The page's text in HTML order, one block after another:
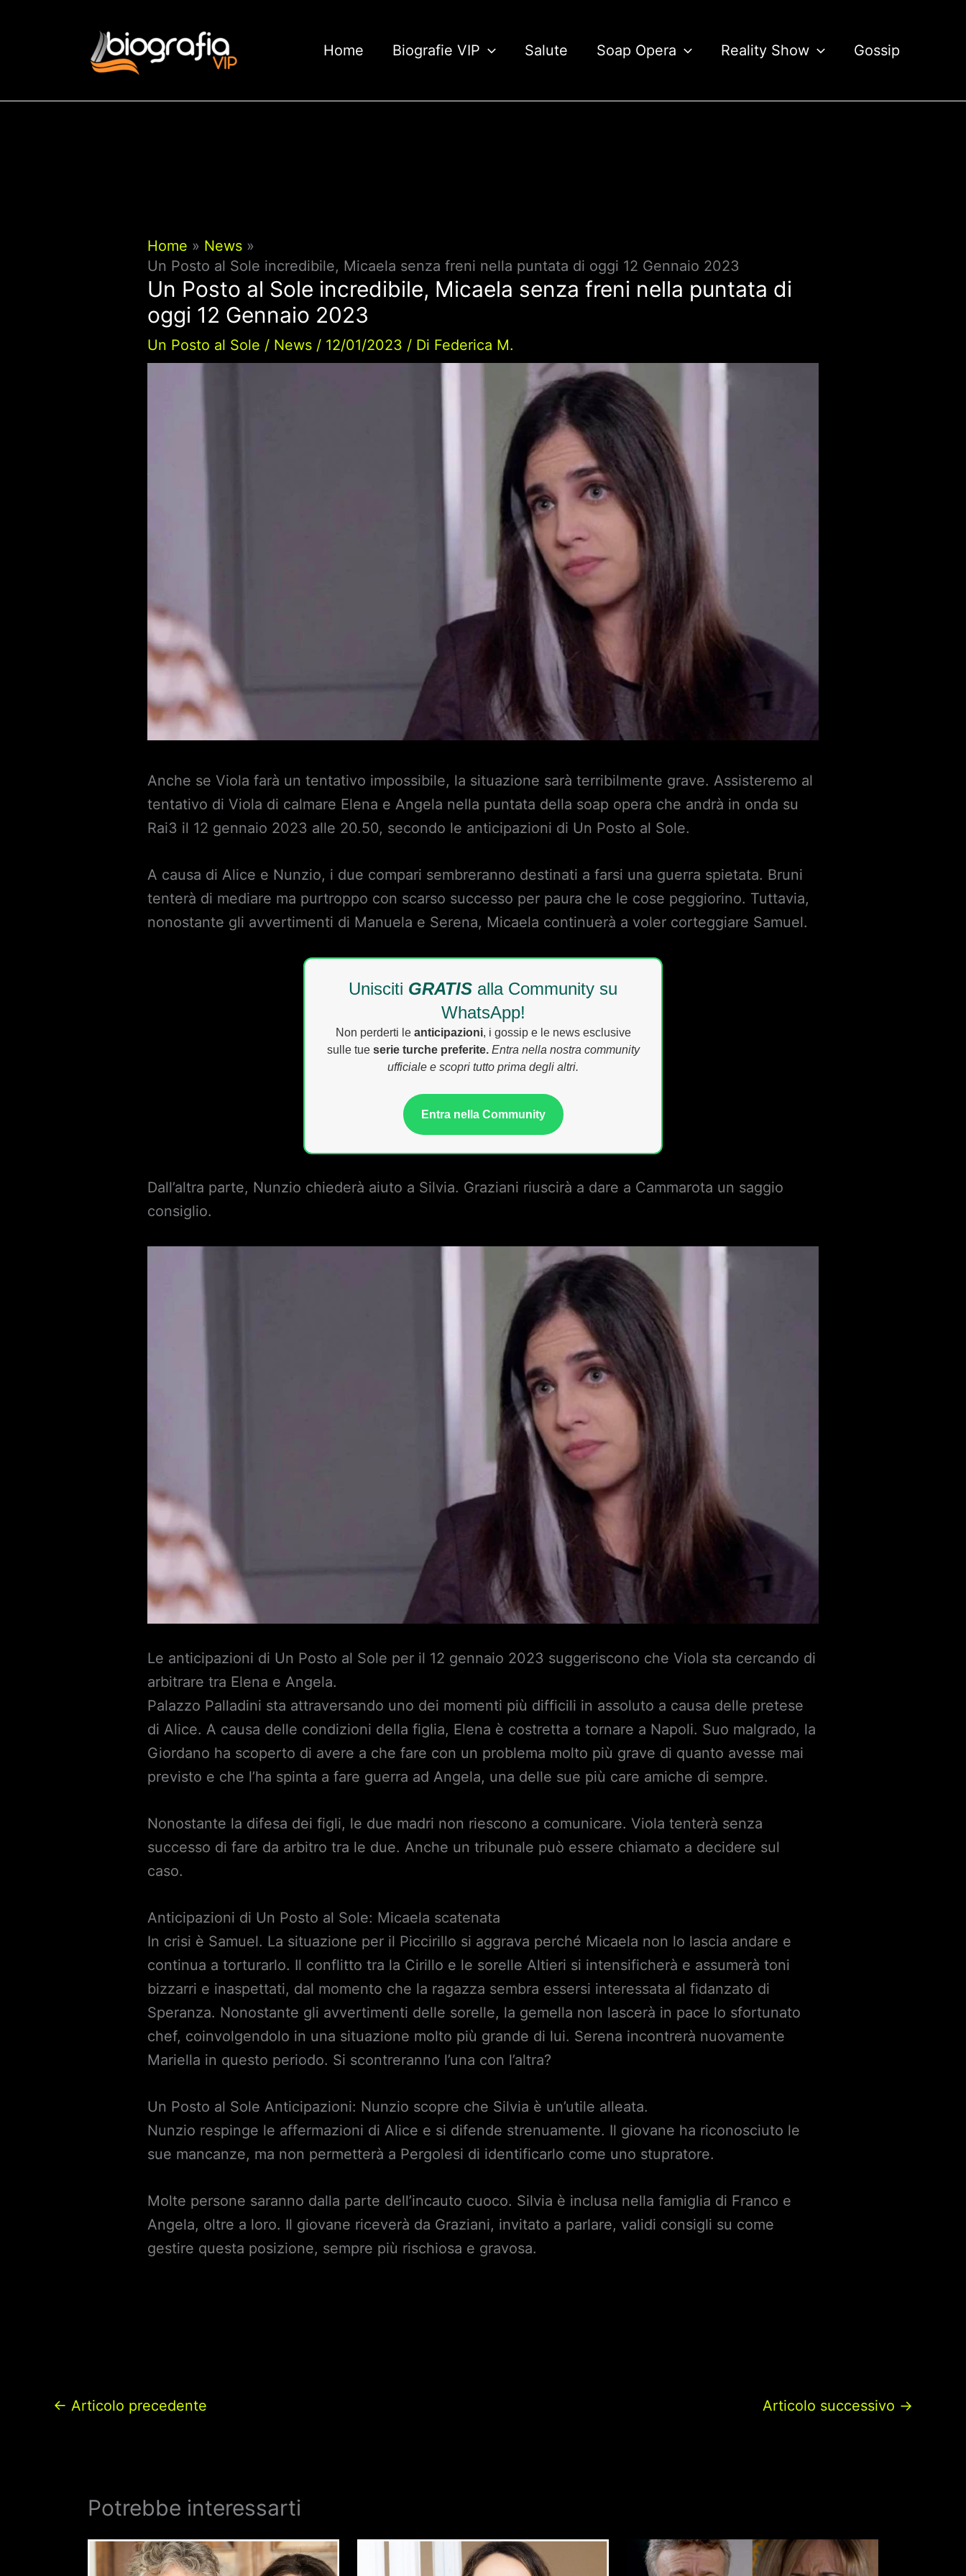
Home Biografie VIP Salute Soap Opera Reality Show Gossip
Home
News
Un Posto al Sole incredibile, Micaela senza freni nella puntata di oggi 12 Gennaio 2023
Un Posto al Sole incredibile, Micaela senza freni nella puntata di
oggi 12 Gennaio 2023
Un Posto al Sole / News / 12/01/2023 / Di Federica M.
Anche se Viola farà un tentativo impossibile, la situazione sarà terribilmente grave. Assisteremo al
tentativo di Viola di calmare Elena e Angela nella puntata della soap opera che andrà in onda su
Rai3 il 12 gennaio 2023 alle 20.50, secondo le anticipazioni di Un Posto al Sole.
A causa di Alice e Nunzio, i due compari sembreranno destinati a farsi una guerra spietata. Bruni
tenterà di mediare ma purtroppo con scarso successo per paura che le cose peggiorino. Tuttavia,
nonostante gli avvertimenti di Manuela e Serena, Micaela continuerà a voler corteggiare Samuel.
Unisciti GRATIS alla Community su
WhatsApp!
Non perderti le anticipazioni, i gossip e le news esclusive
sulle tue serie turche preferite. Entra nella nostra community
ufficiale e scopri tutto prima degli altri.
Entra nella Community
Dall’altra parte, Nunzio chiederà aiuto a Silvia. Graziani riuscirà a dare a Cammarota un saggio
consiglio.
Le anticipazioni di Un Posto al Sole per il 12 gennaio 2023 suggeriscono che Viola sta cercando di
arbitrare tra Elena e Angela.
Palazzo Palladini sta attraversando uno dei momenti più difficili in assoluto a causa delle pretese
di Alice. A causa delle condizioni della figlia, Elena è costretta a tornare a Napoli. Suo malgrado, la
Giordano ha scoperto di avere a che fare con un problema molto più grave di quanto avesse mai
previsto e che l’ha spinta a fare guerra ad Angela, una delle sue più care amiche di sempre.
Nonostante la difesa dei figli, le due madri non riescono a comunicare. Viola tenterà senza
successo di fare da arbitro tra le due. Anche un tribunale può essere chiamato a decidere sul
caso.
Anticipazioni di Un Posto al Sole: Micaela scatenata
In crisi è Samuel. La situazione per il Piccirillo si aggrava perché Micaela non lo lascia andare e
continua a torturarlo. Il conflitto tra la Cirillo e le sorelle Altieri si intensificherà e assumerà toni
bizzarri e inaspettati, dal momento che la ragazza sembra essersi interessata al fidanzato di
Speranza. Nonostante gli avvertimenti delle sorelle, la gemella non lascerà in pace lo sfortunato
chef, coinvolgendolo in una situazione molto più grande di lui. Serena incontrerà nuovamente
Mariella in questo periodo. Si scontreranno l’una con l’altra?
Un Posto al Sole Anticipazioni: Nunzio scopre che Silvia è un’utile alleata.
Nunzio respinge le affermazioni di Alice e si difende strenuamente. Il giovane ha riconosciuto le
sue mancanze, ma non permetterà a Pergolesi di identificarlo come uno stupratore.
Molte persone saranno dalla parte dell’incauto cuoco. Silvia è inclusa nella famiglia di Franco e
Angela, oltre a loro. Il giovane riceverà da Graziani, invitato a parlare, validi consigli su come
gestire questa posizione, sempre più rischiosa e gravosa.
← Articolo precedente Articolo successivo →
Potrebbe interessarti